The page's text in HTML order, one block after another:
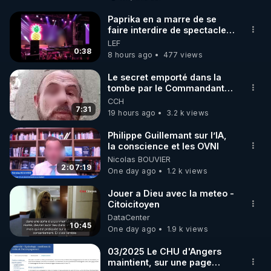
🌱 INSTAGRAM
https://www.instagram.com/rdlr_thierrycasasnovas/
http://rgnr.li/instagram
🌱 LA NEWSLETTER
Pour ne pas rater l’actualité RGNR (stages,
http://rgnr.li/news
🌱 VIDÉOS NON CENSURÉES SUR ODYSEE
Toutes les vidéos Youtube sont aussi sur la
http://rgnr.li/odysee
🌱 LES STAGES EN PRÉSENTIEL
0:38
Paprika en a marre de se
faire interdire de spectacle.
Elle décide donc de devenir
DJ !
LEF
8 hours ago
477 views
7:31
Le secret emporté dans la
tombe par le Commandant
Cousteau le 25 juin 1997
CCH
19 hours ago
3.2 k views
2:07:19
Philippe Guillemant sur l’IA,
la conscience et les OVNI
Nicolas BOUVIER
One day ago
1.2 k views
10:45
Jouer a Dieu avec la meteo -
Citoicitoyen
DataCenter
One day ago
1.9 k views
03/2025 Le CHU d'Angers
maintient, sur une page